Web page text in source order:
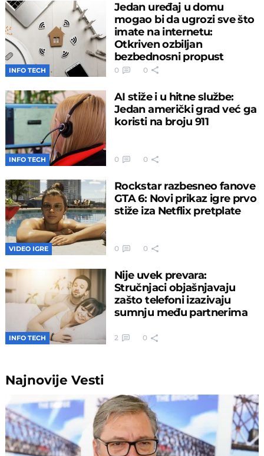
INFO TECH
Jedan uređaj u domu
mogao bi da ugrozi sve što
imate na internetu:
Otkriven ozbiljan
bezbednosni propust
0 0
INFO TECH
AI stiže i u hitne službe:
Jedan američki grad već ga
koristi na broju 911
0 0
VIDEO IGRE
Rockstar razbesneo fanove
GTA 6: Novi prikaz igre prvo
stiže iza Netflix pretplate
0 0
INFO TECH
Nije uvek prevara:
Stručnjaci objašnjavaju
zašto telefoni izazivaju
sumnju među partnerima
2 0
NajnovijeVesti